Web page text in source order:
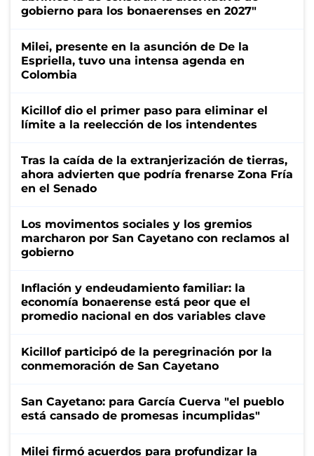
gobierno para los bonaerenses en 2027"
Milei, presente en la asunción de De la
Espriella, tuvo una intensa agenda en
Colombia
Kicillof dio el primer paso para eliminar el
límite a la reelección de los intendentes
Tras la caída de la extranjerización de tierras,
ahora advierten que podría frenarse Zona Fría
en el Senado
Los movimentos sociales y los gremios
marcharon por San Cayetano con reclamos al
gobierno
Inflación y endeudamiento familiar: la
economía bonaerense está peor que el
promedio nacional en dos variables clave
Kicillof participó de la peregrinación por la
conmemoración de San Cayetano
San Cayetano: para García Cuerva "el pueblo
está cansado de promesas incumplidas"
Milei firmó acuerdos para profundizar la